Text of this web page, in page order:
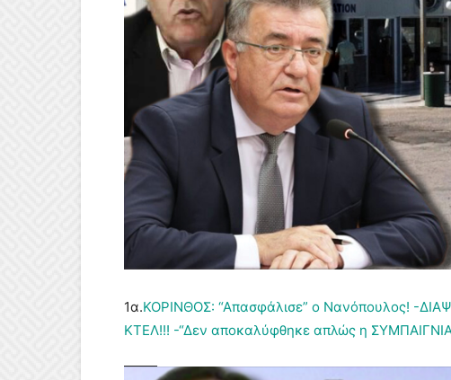
1α.ΚΟΡΙΝΘΟΣ: “Απασφάλισε” ο Νανόπουλος! -
ΚΤΕΛ!!! -“Δεν αποκαλύφθηκε απλώς η